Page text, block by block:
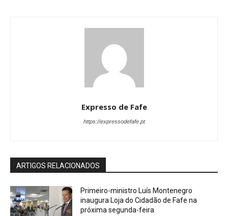
Expresso de Fafe
https://expressodefafe.pt
ARTIGOS RELACIONADOS
Primeiro-ministro Luís Montenegro
inaugura Loja do Cidadão de Fafe na
próxima segunda-feira